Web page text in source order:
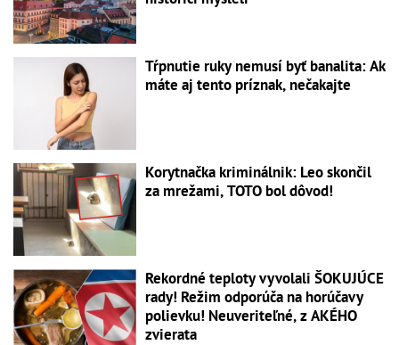
Tŕpnutie ruky nemusí byť banalita: Ak
máte aj tento príznak, nečakajte
Korytnačka kriminálnik: Leo skončil
za mrežami, TOTO bol dôvod!
Rekordné teploty vyvolali ŠOKUJÚCE
rady! Režim odporúča na horúčavy
polievku! Neuveriteľné, z AKÉHO
zvierata